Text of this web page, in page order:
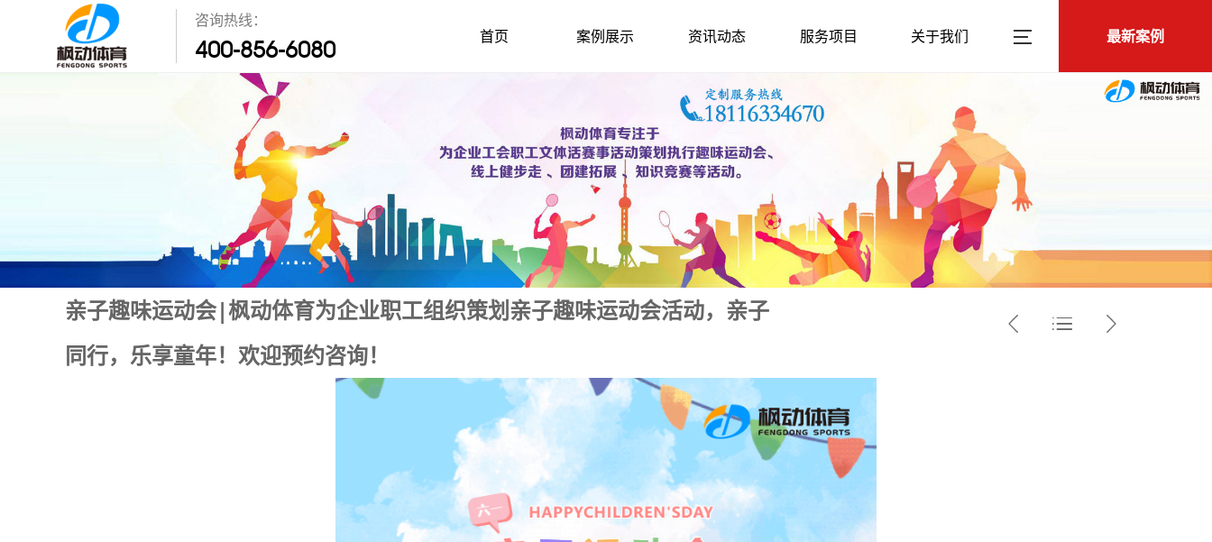
咨询热线：
400-856-6080 最新案例
首页 案例展示 资讯动态 服务项目 关于我们
亲子趣味运动会|枫动体育为企业职工组织策划亲子趣味运动会活动，亲子
同行，乐享童年！欢迎预约咨询！
2023-5-7
  